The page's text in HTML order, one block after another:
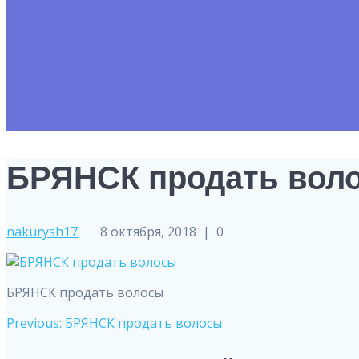
БРЯНСК продать
nakurysh17 8 октября, 2018 | 0
БРЯНСК продать волосы
Навигация
Previous: Previous
БРЯНСК продать волосы